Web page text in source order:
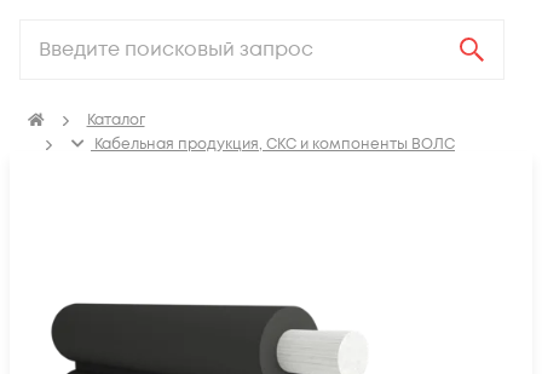
Каталог
Кабельная продукция, СКС и компоненты ВОЛС